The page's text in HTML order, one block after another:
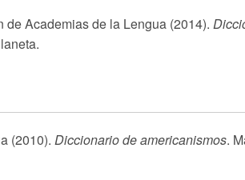
Academias de la Lengua (2014).
(2010). Diccionario de americanismos.